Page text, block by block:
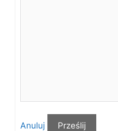
Anuluj Prześlij